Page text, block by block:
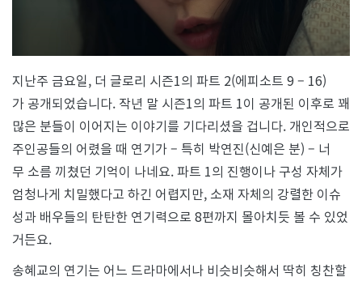
비
세
요:
더
글
로
리
파
트
지난주 금요일, 더 글로리 시즌1의 파트 2(에피소트 9 – 16)
가 공개되었습니다. 작년 말 시즌1의 파트 1이 공개된 이후로 꽤
많은 분들이 이어지는 이야기를 기다리셨을 겁니다. 개인적으로
주인공들의 어렸을 때 연기가 – 특히 박연진(신예은 분) – 너
무 소름 끼쳤던 기억이 나네요. 파트 1의 진행이나 구성 자체가
엄청나게 치밀했다고 하긴 어렵지만, 소재 자체의 강렬한 이슈
성과 배우들의 탄탄한 연기력으로 8편까지 몰아치듯 볼 수 있었
거든요.
송혜교의 연기는 어느 드라마에서나 비슷비슷해서 딱히 칭찬할